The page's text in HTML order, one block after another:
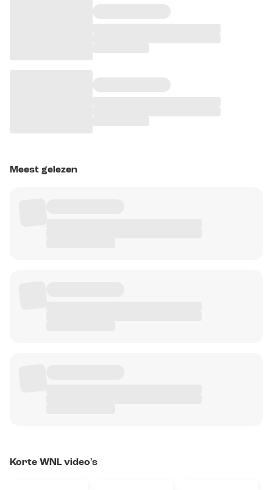
Meest gelezen
Korte WNL video's